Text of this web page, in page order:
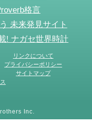
格言
未来発見サイト
! ナガセ世界時計
リンクについて
プライバシーポリシー
サイトマップ
Inc.